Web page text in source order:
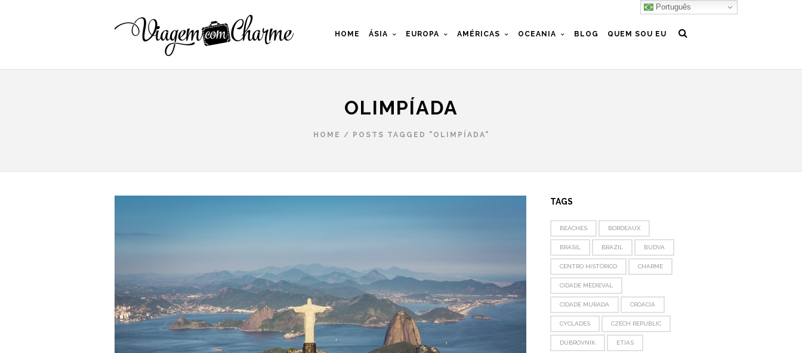
HOME ÁSIA EUROPA AMÉRICAS OCEANIA BLOG QUEM SOU EU
OLIMPÍADA
HOME / POSTS TAGGED "OLIMPÍADA"
TAGS
BEACHES BORDEAUX
BRASIL BRAZIL BUDVA
CENTRO HISTÓRICO CHARME
CIDADE MEDIEVAL
CIDADE MURADA CROÁCIA
CYCLADES CZECH REPUBLIC
DUBROVNIK ETIAS
Português